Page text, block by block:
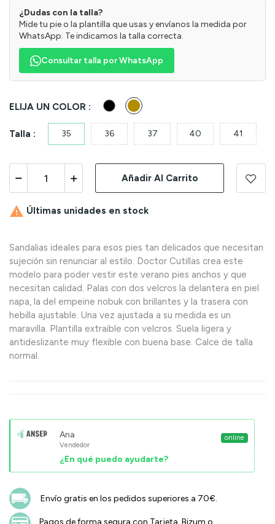
¿Dudas con la talla?
Mide tu pie o la plantilla que usas y envíanos la medida por
WhatsApp. Te indicamos la talla correcta.
Consultar talla por WhatsApp
ELIJA UN COLOR : NegroTaupe
Talla : 35 36 37 40 41
Añadir Al Carrito
 Últimas unidades en stock
Sandalias ideales para esos pies tan delicados que necesitan
sujeción sin renunciar al estilo. Doctor Cutillas crea este
modelo para poder vestir este verano pies anchos y que
necesitan calidad. Palas con dos velcros la delantera en piel
napa, la del empeine nobuk con brillantes y la trasera con
hebilla ajustable. Una vez ajustada a su medida es un
maravilla. Plantilla extraible con velcros. Suela ligera y
antideslizante muy flexible con buena base. Calce de talla
normal.
Ana
Vendedor
¿En qué puedo ayudarte?
online
Envío gratis en los pedidos superiores a 70€.